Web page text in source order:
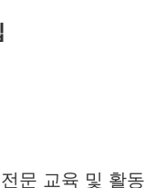
문 교육 및 활